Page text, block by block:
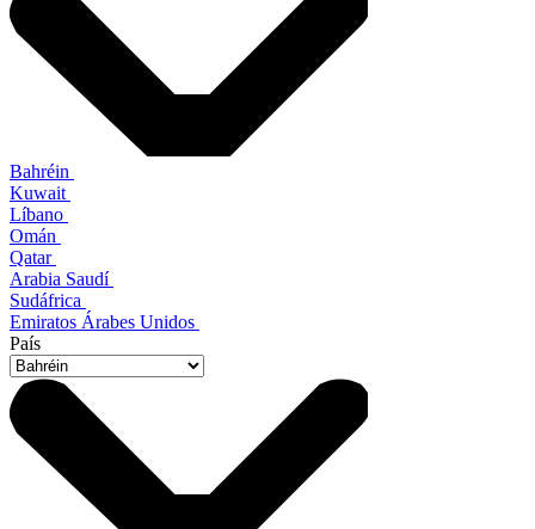
Bahréin
Kuwait
Líbano
Omán
Qatar
Arabia Saudí
Sudáfrica
Emiratos Árabes Unidos
País